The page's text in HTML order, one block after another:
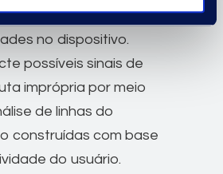
que revelam
no dispositivo.
possíveis sinais de
imprópria por meio
de linhas do
construídas com base
do usuário.